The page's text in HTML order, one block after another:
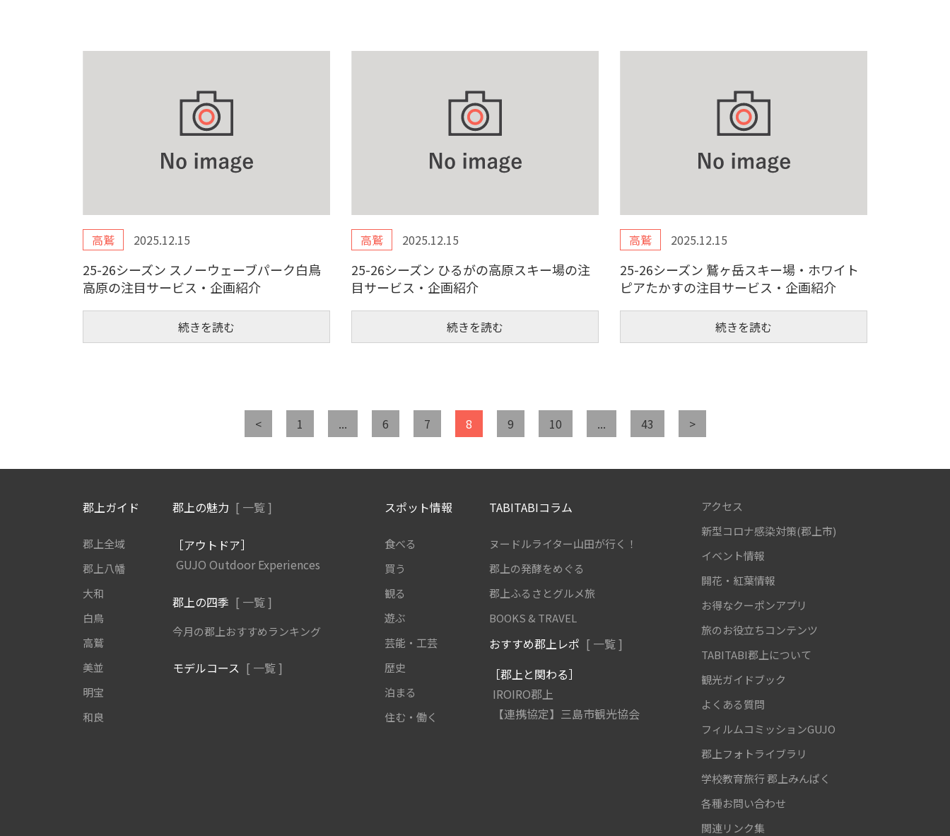
高鷲 2025.12.15
25-26シーズン スノーウェーブパーク白鳥
高原の注目サービス・企画紹介
続きを読む
高鷲 2025.12.15
25-26シーズン ひるがの高原スキー場の注
目サービス・企画紹介
続きを読む
高鷲 2025.12.15
25-26シーズン 鷲ヶ岳スキー場・ホワイト
ピアたかすの注目サービス・企画紹介
続きを読む
< 1 ... 6 7 8 9 10 ... 43 >
郡上ガイド
郡上全域
郡上八幡
大和
白鳥
高鷲
美並
明宝
和良
郡上の魅力 [ 一覧 ]
［アウトドア］
GUJO Outdoor Experiences
郡上の四季 [ 一覧 ]
今月の郡上おすすめランキング
モデルコース [ 一覧 ]
スポット情報
食べる
買う
観る
遊ぶ
芸能・工芸
歴史
泊まる
住む・働く
TABITABIコラム
ヌードルライター山田が行く！
郡上の発酵をめぐる
郡上ふるさとグルメ旅
BOOKS & TRAVEL
おすすめ郡上レポ [ 一覧 ]
［郡上と関わる］
IROIRO郡上
【連携協定】三島市観光協会
アクセス
新型コロナ感染対策(郡上市)
イベント情報
開花・紅葉情報
お得なクーポンアプリ
旅のお役立ちコンテンツ
TABITABI郡上について
観光ガイドブック
よくある質問
フィルムコミッションGUJO
郡上フォトライブラリ
学校教育旅行郡上みんぱく
各種お問い合わせ
関連リンク集